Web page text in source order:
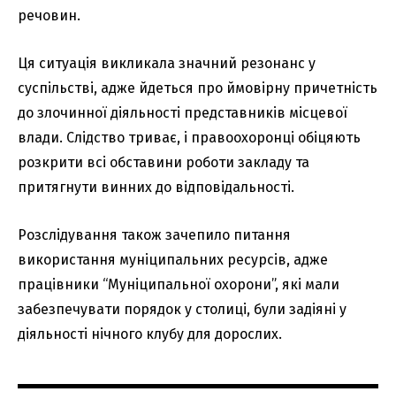
речовин.
Ця ситуація викликала значний резонанс у
суспільстві, адже йдеться про ймовірну причетність
до злочинної діяльності представників місцевої
влади. Слідство триває, і правоохоронці обіцяють
розкрити всі обставини роботи закладу та
притягнути винних до відповідальності.
Розслідування також зачепило питання
використання муніципальних ресурсів, адже
працівники “Муніципальної охорони”, які мали
забезпечувати порядок у столиці, були задіяні у
діяльності нічного клубу для дорослих.